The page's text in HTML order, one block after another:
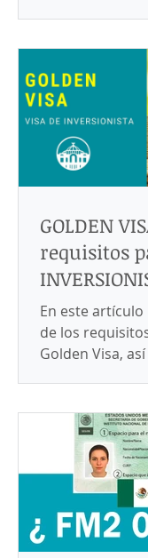
GOLDEN
requisitos
obtain an
En este artículo
de los
Golden Visa,